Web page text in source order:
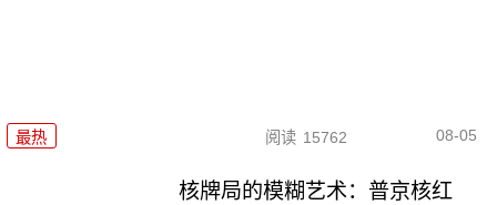
最热 阅读 15762 08-05
核牌局的模糊艺术：普京核红